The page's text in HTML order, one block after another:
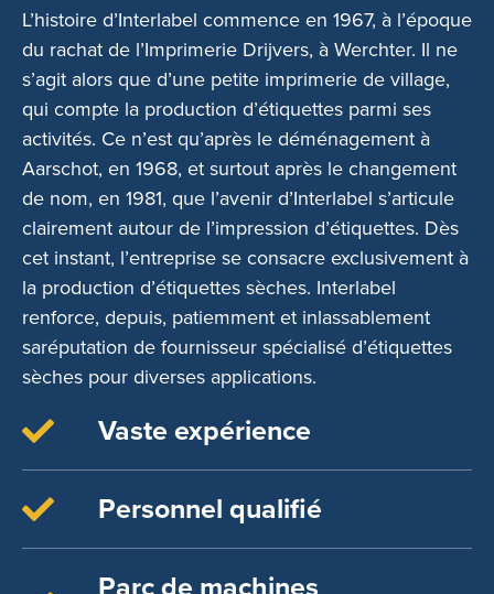
L’histoire d’Interlabel commence en 1967, à l’époque
du rachat de l’Imprimerie Drijvers, à Werchter. Il ne
s’agit alors que d’une petite imprimerie de village,
qui compte la production d’étiquettes parmi ses
activités. Ce n’est qu’après le déménagement à
Aarschot, en 1968, et surtout après le changement
de nom, en 1981, que l’avenir d’Interlabel s’articule
clairement autour de l’impression d’étiquettes. Dès
cet instant, l’entreprise se consacre exclusivement à
la production d’étiquettes sèches. Interlabel
renforce, depuis, patiemment et inlassablement
saréputation de fournisseur spécialisé d’étiquettes
sèches pour diverses applications.
Vaste expérience
Personnel qualifié